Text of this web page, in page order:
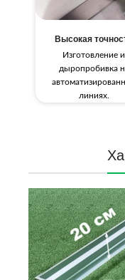
Высокая
Изготовление и
дыропробивка
линиях.